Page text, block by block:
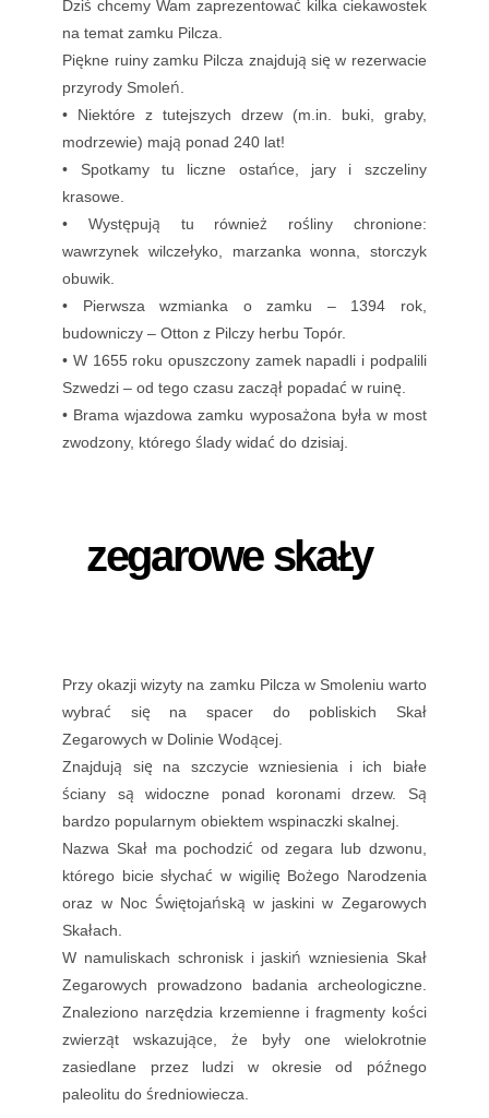
Dziś chcemy Wam zaprezentować kilka ciekawostek
na temat zamku Pilcza.
Piękne ruiny zamku Pilcza znajdują się w rezerwacie
przyrody Smoleń.
• Niektóre z tutejszych drzew (m.in. buki, graby,
modrzewie) mają ponad 240 lat!
• Spotkamy tu liczne ostańce, jary i szczeliny
krasowe.
• Występują tu również rośliny chronione:
wawrzynek wilczełyko, marzanka wonna, storczyk
obuwik.
• Pierwsza wzmianka o zamku – 1394 rok,
budowniczy – Otton z Pilczy herbu Topór.
• W 1655 roku opuszczony zamek napadli i podpalili
Szwedzi – od tego czasu zaczął popadać w ruinę.
• Brama wjazdowa zamku wyposażona była w most
zwodzony, którego ślady widać do dzisiaj.
zegarowe skały
Przy okazji wizyty na zamku Pilcza w Smoleniu warto
wybrać się na spacer do pobliskich Skał
Zegarowych w Dolinie Wodącej.
Znajdują się na szczycie wzniesienia i ich białe
ściany są widoczne ponad koronami drzew. Są
bardzo popularnym obiektem wspinaczki skalnej.
Nazwa Skał ma pochodzić od zegara lub dzwonu,
którego bicie słychać w wigilię Bożego Narodzenia
oraz w Noc Świętojańską w jaskini w Zegarowych
Skałach.
W namuliskach schronisk i jaskiń wzniesienia Skał
Zegarowych prowadzono badania archeologiczne.
Znaleziono narzędzia krzemienne i fragmenty kości
zwierząt wskazujące, że były one wielokrotnie
zasiedlane przez ludzi w okresie od późnego
paleolitu do średniowiecza.